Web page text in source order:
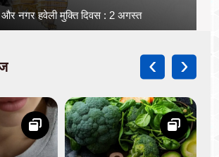
और नगर हवेली मुक्ति दिवस : 2 अगस्त
‹ ›